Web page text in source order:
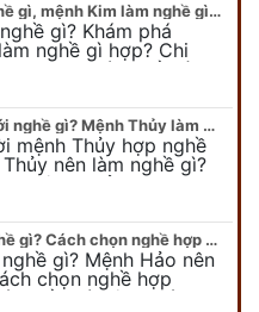
Mệnh Kim hợp nghề gì, mệnh Kim làm nghề gì để #Phát Tài Lộc
gì? Khám phá
nghề gì hợp? Chi
kim hợp với nghề gì sẽ
Mệnh Thủy hợp với nghề gì? Mệnh Thủy làm nghề gì để #Ăn nên làm ra
mệnh Thủy hợp nghề
nên làm nghề gì?
mệnh Thủy sẽ được
Mệnh Hỏa hợp nghề gì? Cách chọn nghề hợp mệnh Hỏa hút nhiều tài lộc
gì? Mệnh Hảo nên
chọn nghề hợp
nhiều tài lộc. Giúp